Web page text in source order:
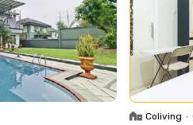
Coliving •